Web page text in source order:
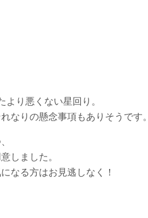
り悪くない星回り。
なりの懸念事項もありそうです。
しました。
なる方はお見逃しなく！